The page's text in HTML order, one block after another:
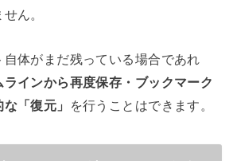
ん。
体がまだ残っている場合であれ
インから再度保存・ブックマーク
「復元」
を行うことはできます。